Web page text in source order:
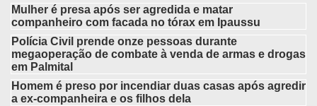
Mulher é presa após ser agredida e matar
companheiro com facada no tórax em Ipaussu
Polícia Civil prende onze pessoas durante
megaoperação de combate à venda de armas e drogas
em Palmital
Homem é preso por incendiar duas casas após agredir
a ex-companheira e os filhos dela